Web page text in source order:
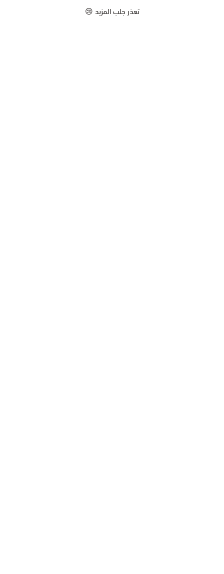
تعذر جلب المزيد 😢